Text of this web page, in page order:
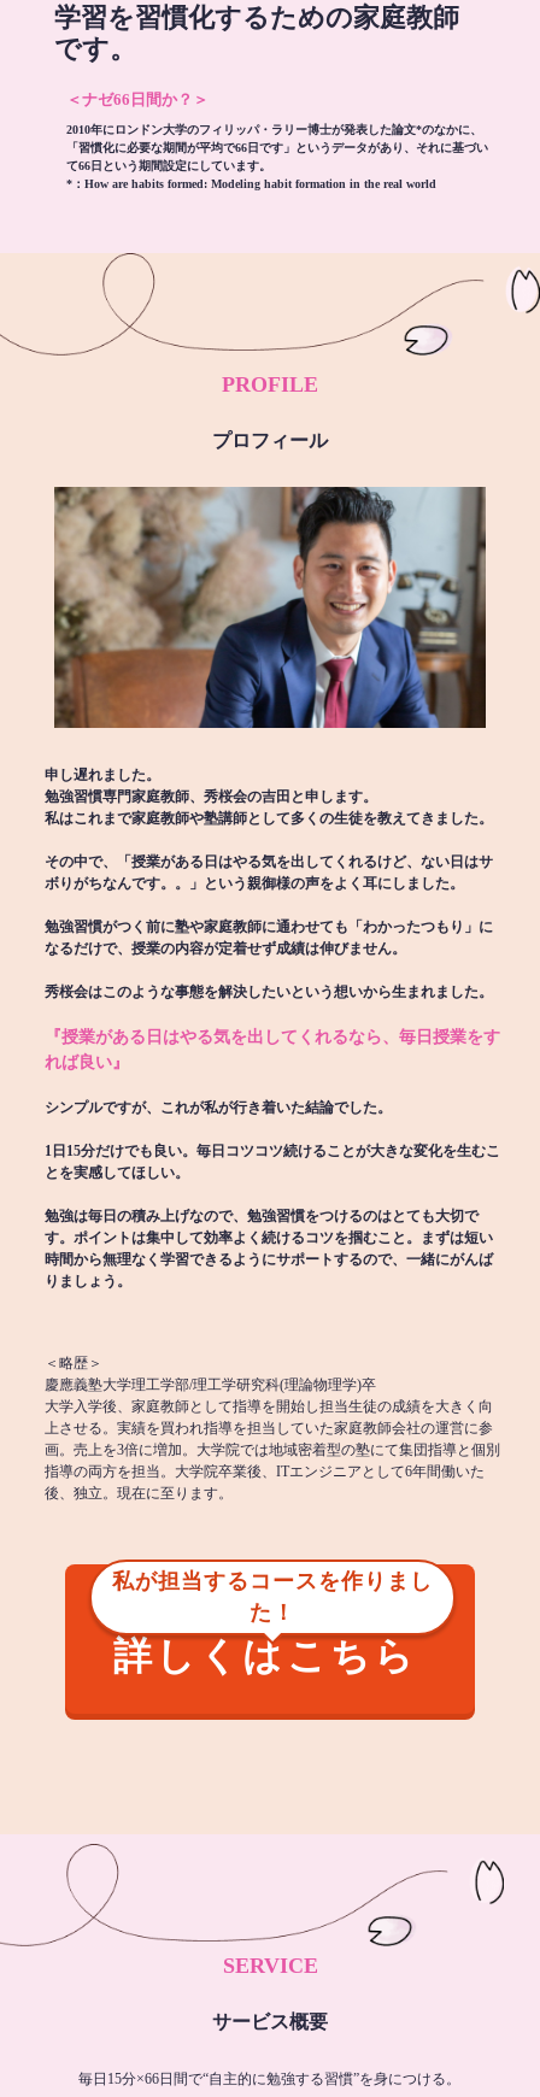
学習を習慣化するための家庭教師
です。
＜ナゼ66日間か？＞
2010年にロンドン大学のフィリッパ・ラリー博士が発表した論文*のなかに、
「習慣化に必要な期間が平均で66日です」というデータがあり、それに基づい
て66日という期間設定にしています。
*： How are habits formed: Modeling habit formation in the real world
PROFILE
プロフィール
申し遅れました。
勉強習慣専門家庭教師、秀桜会の吉田と申します。
私はこれまで家庭教師や塾講師として多くの生徒を教えてきました。
その中で、「授業がある日はやる気を出してくれるけど、ない日はサ
ボりがちなんです。。」という親御様の声をよく耳にしました。
勉強習慣がつく前に塾や家庭教師に通わせても「わかったつもり」に
なるだけで、授業の内容が定着せず成績は伸びません。
秀桜会はこのような事態を解決したいという想いから生まれました。
『授業がある日はやる気を出してくれるなら、毎日授業をす
れば良い』
シンプルですが、これが私が行き着いた結論でした。
1日15分だけでも良い。毎日コツコツ続けることが大きな変化を生むこ
とを実感してほしい。
勉強は毎日の積み上げなので、勉強習慣をつけるのはとても大切で
す。ポイントは集中して効率よく続けるコツを掴むこと。まずは短い
時間から無理なく学習できるようにサポートするので、一緒にがんば
りましょう。
＜略歴＞
慶應義塾大学理工学部/理工学研究科(理論物理学)卒
大学入学後、家庭教師として指導を開始し担当生徒の成績を大きく向
上させる。実績を買われ指導を担当していた家庭教師会社の運営に参
画。売上を3倍に増加。大学院では地域密着型の塾にて集団指導と個別
指導の両方を担当。大学院卒業後、ITエンジニアとして6年間働いた
後、独立。現在に至ります。
私が担当するコースを作りまし
た！
詳しくはこちら
SERVICE
サービス概要
毎日15分×66日間で“自主的に勉強する習慣”を身につける。